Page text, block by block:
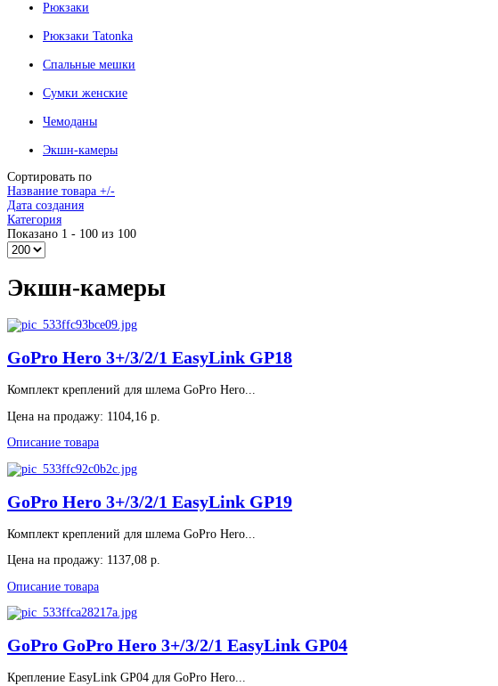
Рюкзаки
Рюкзаки Tatonka
Спальные мешки
Сумки женские
Чемоданы
Экшн-камеры
Сортировать по
Название товара +/-
Дата создания
Категория
Показано 1 - 100 из 100
Экшн-камеры
GoPro Hero 3+/3/2/1 EasyLink GP18
Комплект креплений для шлема GoPro Hero...
Цена на продажу: 1104,16 р.
Описание товара
GoPro Hero 3+/3/2/1 EasyLink GP19
Комплект креплений для шлема GoPro Hero...
Цена на продажу: 1137,08 р.
Описание товара
GoPro GoPro Hero 3+/3/2/1 EasyLink GP04
Крепление EasyLink GP04 для GoPro Hero...